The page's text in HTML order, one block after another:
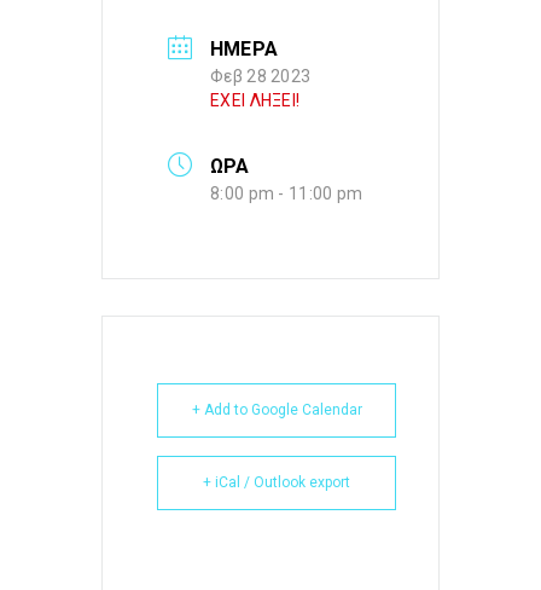
ΗΜΕΡΑ
Φεβ 28 2023
ΕΧΕΙ ΛΗΞΕΙ!
ΩΡΑ
8:00 pm - 11:00 pm
+ Add to Google Calendar
+ iCal / Outlook export